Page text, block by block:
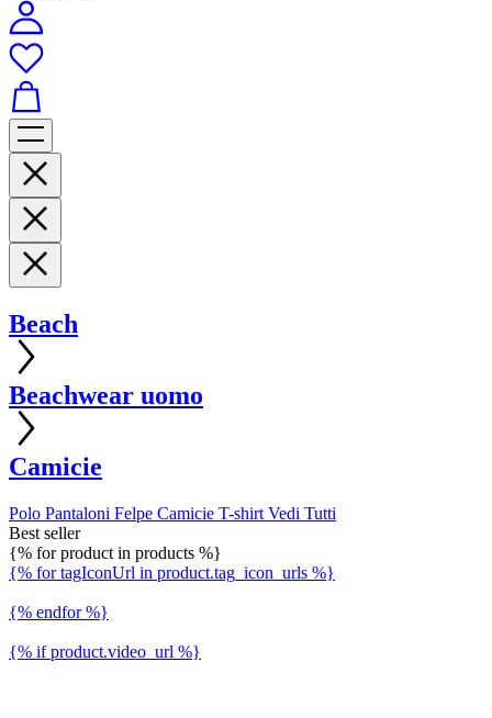
Beach
Beachwear uomo
Camicie
Polo Pantaloni Felpe Camicie T-shirt Vedi Tutti
Best seller
{% for product in products %}
{% for tagIconUrl in product.tag_icon_urls %}
{% endfor %}
{% if product.video_url %}